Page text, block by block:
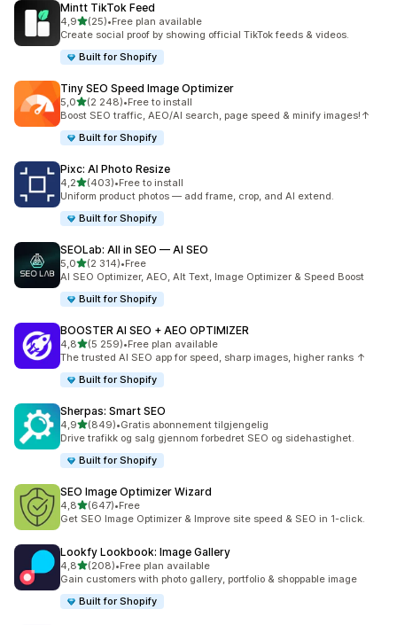
Mintt TikTok Feed
4,9av 5 stjerner
(25)
Totalt 25 omtaler
•Free plan available
Create social proof by showing official TikTok feeds & videos.
Built for Shopify
Tiny SEO Speed Image Optimizer
5,0av 5 stjerner
(2 248)
Totalt 2248 omtaler
•Free to install
Boost SEO traffic, AEO/AI search, page speed & minify images!↑
Built for Shopify
Pixc: AI Photo Resize
4,2av 5 stjerner
(403)
Totalt 403 omtaler
•Free to install
Uniform product photos — add frame, crop, and AI extend.
Built for Shopify
SEOLab: All in SEO — AI SEO
5,0av 5 stjerner
(2 314)
Totalt 2314 omtaler
•Free
AI SEO Optimizer, AEO, Alt Text, Image Optimizer & Speed Boost
Built for Shopify
BOOSTER AI SEO + AEO OPTIMIZER
4,8av 5 stjerner
(5 259)
Totalt 5259 omtaler
•Free plan available
The trusted AI SEO app for speed, sharp images, higher ranks ↑
Built for Shopify
Sherpas: Smart SEO
4,9av 5 stjerner
(849)
Totalt 849 omtaler
•Gratis abonnement tilgjengelig
Drive trafikk og salg gjennom forbedret SEO og sidehastighet.
Built for Shopify
SEO Image Optimizer Wizard
4,8av 5 stjerner
(647)
Totalt 647 omtaler
•Free
Get SEO Image Optimizer & Improve site speed & SEO in 1-click.
Lookfy Lookbook: Image Gallery
4,8av 5 stjerner
(208)
Totalt 208 omtaler
•Free plan available
Gain customers with photo gallery, portfolio & shoppable image
Built for Shopify